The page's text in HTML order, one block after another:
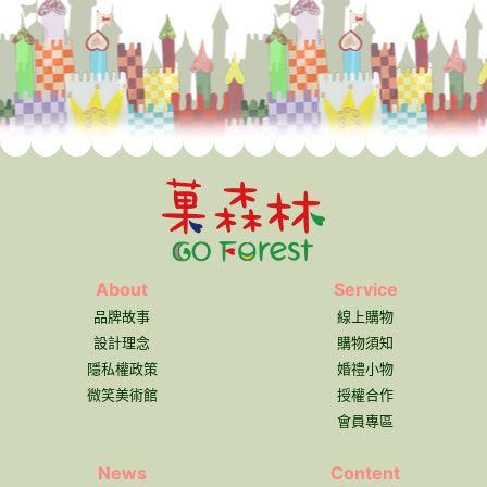
About
品牌故事
設計理念
隱私權政策
微笑美術館
Service
線上購物
購物須知
婚禮小物
授權合作
會員專區
News Content